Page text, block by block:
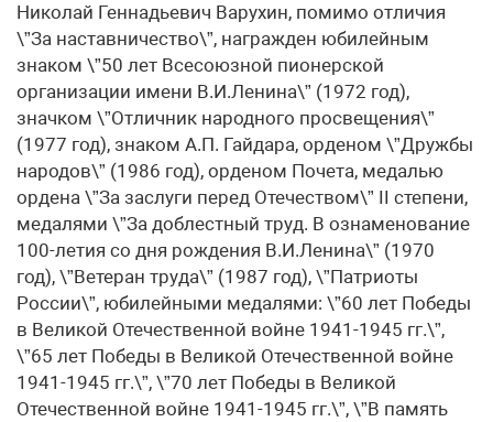
Николай Геннадьевич Варухин, помимо отличия
\”За наставничество\”, награжден юбилейным
знаком \”50 лет Всесоюзной пионерской
организации имени В.И.Ленина\” (1972 год),
значком \”Отличник народного просвещения\”
(1977 год), знаком А.П. Гайдара, орденом \”Дружбы
народов\” (1986 год), орденом Почета, медалью
ордена \”За заслуги перед Отечеством\” II степени,
медалями \”За доблестный труд. В ознаменование
100-летия со дня рождения В.И.Ленина\” (1970
год), \”Ветеран труда\” (1987 год), \”Патриоты
России\”, юбилейными медалями: \”60 лет Победы
в Великой Отечественной войне 1941-1945 гг.\”,
\”65 лет Победы в Великой Отечественной войне
1941-1945 гг.\”, \”70 лет Победы в Великой
Отечественной войне 1941-1945 гг.\”, \”В память